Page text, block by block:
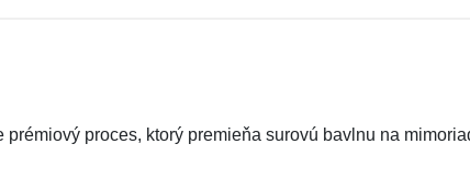
proces, ktorý premieňa surovú bavlnu na